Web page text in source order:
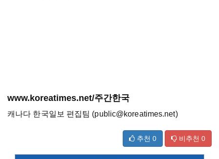
www.koreatimes.net/주간한국
캐나다 한국일보 편집팀 (public@koreatimes.net)
추천 0 비추천 0